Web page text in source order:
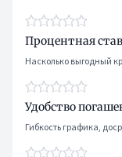
Процентная
Насколько выгодный
Удобство
Гибкость графика,